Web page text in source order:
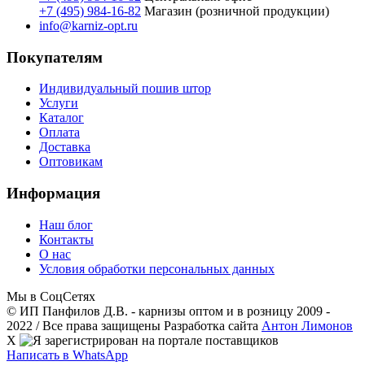
+7 (495) 984-16-82 Магазин (розничной продукции)
info@karniz-opt.ru
Покупателям
Индивидуальный пошив штор
Услуги
Каталог
Оплата
Доставка
Оптовикам
Информация
Наш блог
Контакты
О нас
Условия обработки персональных данных
Мы в СоцСетях
© ИП Панфилов Д.В. - карнизы оптом и в розницу 2009 -
2022 / Все права защищены Разработка сайта Антон Лимонов
X
Написать в WhatsApp